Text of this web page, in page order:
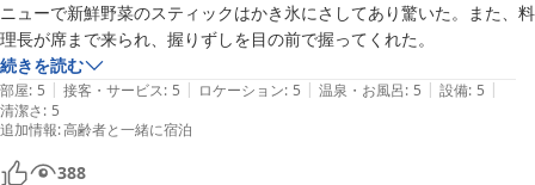
ニューで新鮮野菜のスティックはかき氷にさしてあり驚いた。また、料
理長が席まで来られ、握りずしを目の前で握ってくれた。
続きを読む
部屋: 5 | 接客・サービス: 5 | ロケーション: 5 | 温泉・お風呂: 5 | 設備: 5 |
清潔さ: 5
追加情報:高齢者と一緒に宿泊
388